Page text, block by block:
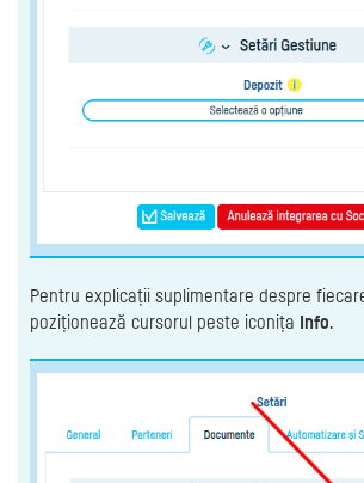
Pentru explicații suplimentare despre
poziționează cursorul peste iconița Info.